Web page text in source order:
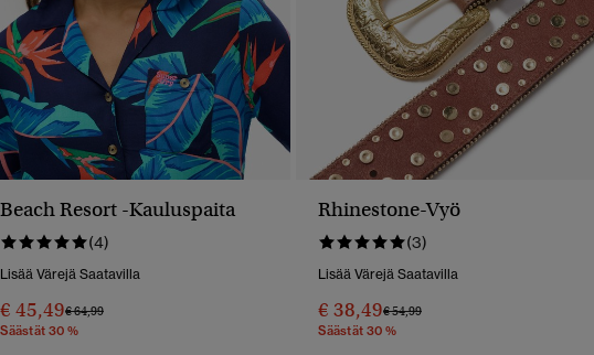
Beach Resort -kauluspaita
(4)
Lisää Värejä Saatavilla
€ 45,49Hinta Alennettu Hinnasta
€ 64,99Hintaan
Säästät 30 %
Rhinestone-Vyö
(3)
Lisää Värejä Saatavilla
€ 38,49Hinta Alennettu Hinnasta
€ 54,99Hintaan
Säästät 30 %